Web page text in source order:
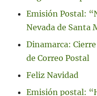
Emisión Postal:
Nevada de Santa
Dinamarca:
de Correo Postal
Feliz Navidad
Emisión postal: